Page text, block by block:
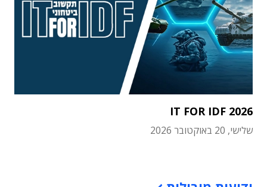
IT FOR IDF 2026
שלישי, 20 באוקטובר 2026